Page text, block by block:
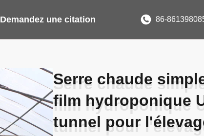
Demandez une citation 86-
Serre chaude
film hydroponique
tunnel pour
Serre chaude
film hydroponique
tunnel pour